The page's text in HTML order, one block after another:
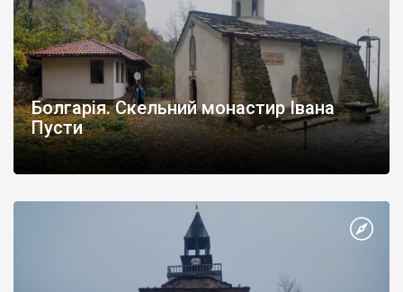
Болгарія. Скельний монастир Івана
Пусти